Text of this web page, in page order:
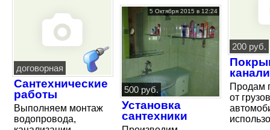
договорная
Сантехнические
работы
Выполняем монтаж
водопровода,
5 Октября 2015 в 12:24
500 руб.
Установка
сантехники
200 руб.
Продам
от